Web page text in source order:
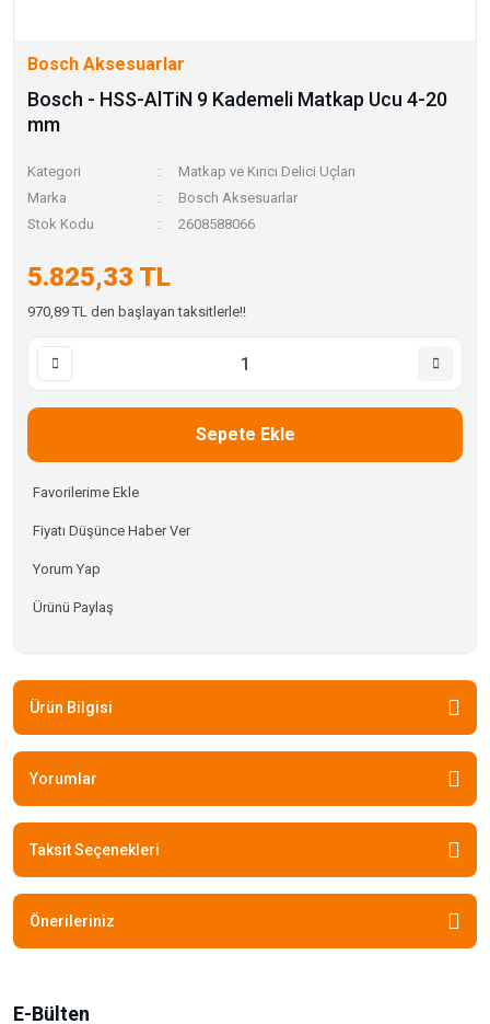
Bosch Aksesuarlar
Bosch - HSS-AlTiN 9 Kademeli Matkap Ucu 4-20
mm
Kategori
Matkap ve Kırıcı Delici Uçları
Marka
Bosch Aksesuarlar
Stok Kodu
2608588066
5.825,33 TL
970,89 TL den başlayan taksitlerle!!
Sepete Ekle
Fiyatı Düşünce Haber Ver
Yorum Yap
Ürünü Paylaş
Ürün Bilgisi
Yorumlar
Taksit Seçenekleri
Önerileriniz
E-Bülten